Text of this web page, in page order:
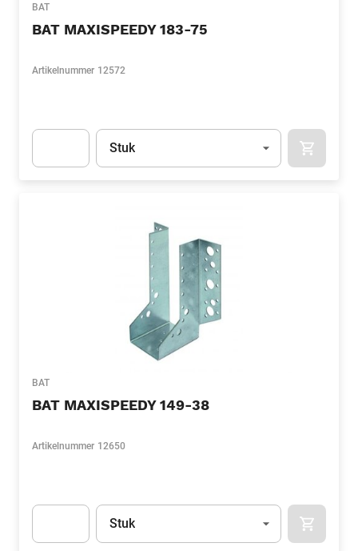
BAT
BAT MAXISPEEDY 183-75
Artikelnummer 12572
Eenheid
Stuk
BAT
BAT MAXISPEEDY 149-38
Artikelnummer 12650
Eenheid
Stuk